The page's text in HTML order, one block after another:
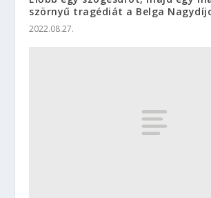
szörnyű tragédiát a Belga
2022.08.27.